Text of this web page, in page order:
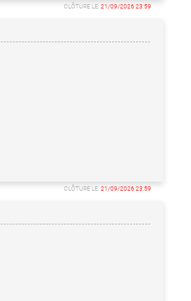
CLÔTURE LE:21/09/2026 23:59
CLÔTURE LE:21/09/2026 23:59